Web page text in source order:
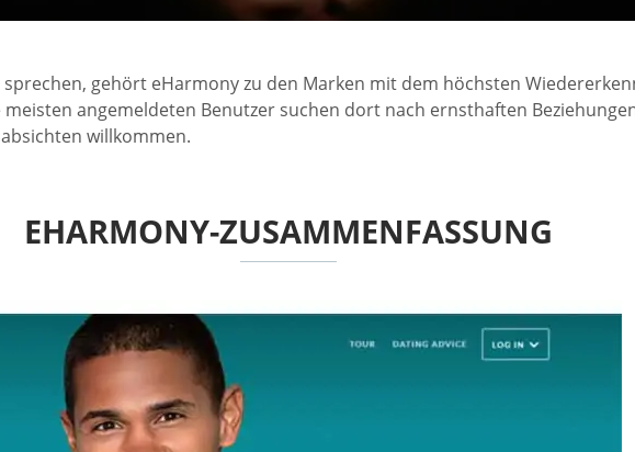
gehört eHarmony zu den Marken mit dem höchsten
angemeldeten Benutzer suchen dort nach ernsthaften
willkommen.
EHARMONY-ZUSAMMENFASSUNG